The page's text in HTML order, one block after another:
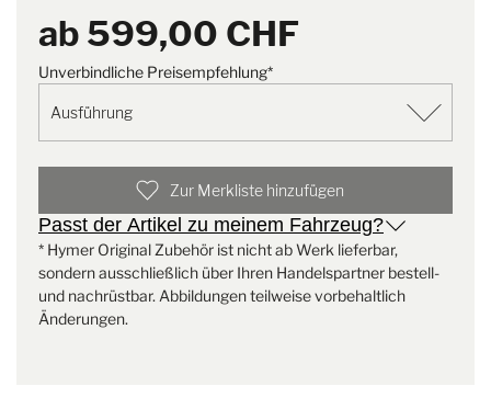
Material Aluminium
PDF | 112,8 KB
Download
Backrack+ Maße
EN
PDF | 113,5 KB
ab 599,00 CHF
Unverbindliche Preisempfehlung*
Zur Merkliste hinzufügen
Passt der Artikel zu meinem Fahrzeug?
* Hymer Original Zubehör ist nicht ab Werk lieferbar,
sondern ausschließlich über Ihren Handelspartner bestell-
und nachrüstbar. Abbildungen teilweise vorbehaltlich
Änderungen.